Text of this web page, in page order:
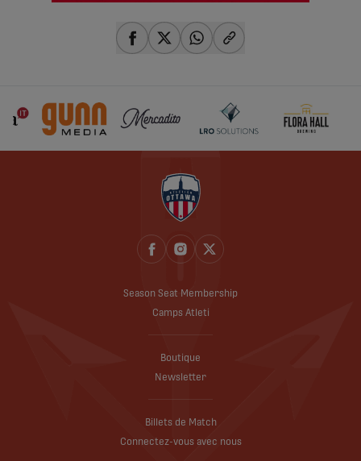
Season Seat Membership
Camps Atleti
Boutique
Newsletter
Billets de Match
Connectez-vous avec nous